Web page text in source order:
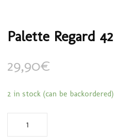
Palette Regard 42
29,90€
2 in stock (can be backordered)